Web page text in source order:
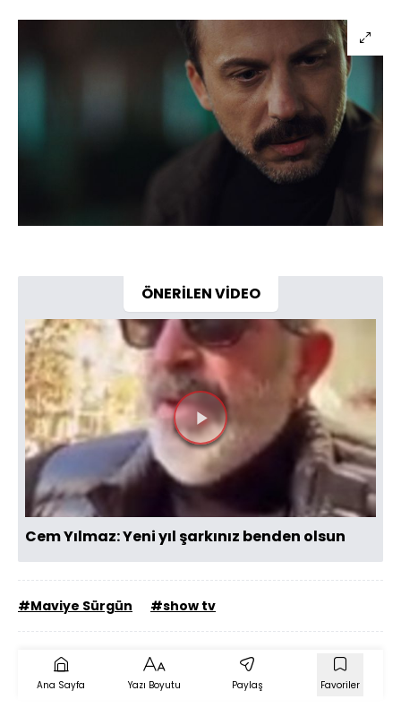
ÖNERİLEN VİDEO
Videoyu
Oynat
Cem Yılmaz: Yeni yıl şarkınız benden olsun
#Maviye Sürgün #show tv
Ana Sayfa Yazı Boyutu Paylaş Favoriler